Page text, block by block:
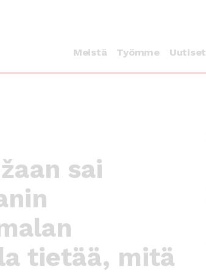
Meistä Työmme Uutiset
sai
tietää, mitä